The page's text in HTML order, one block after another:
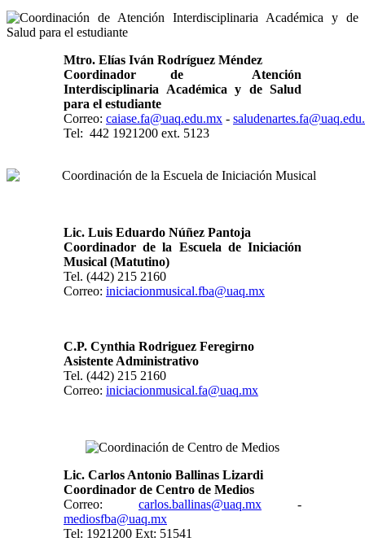
Mtro. Elías Iván Rodríguez Méndez
Coordinador de Atención
Interdisciplinaria Académica y de Salud
para el estudiante
Correo: caiase.fa@uaq.edu.mx -
Tel: 442 1921200 ext. 5123
Lic. Luis Eduardo Núñez Pantoja
Coordinador de la Escuela de Iniciación
Musical (Matutino)
Tel. (442) 215 2160
Correo: iniciacionmusical.fba@uaq.mx
C.P. Cynthia Rodriguez Feregirno
Asistente Administrativo
Tel. (442) 215 2160
Correo: iniciacionmusical.fa@uaq.mx
Lic. Carlos Antonio Ballinas Lizardi
Coordinador de Centro de Medios
Correo: carlos.ballinas@uaq.mx -
mediosfba@uaq.mx
Tel: 1921200 Ext: 51541